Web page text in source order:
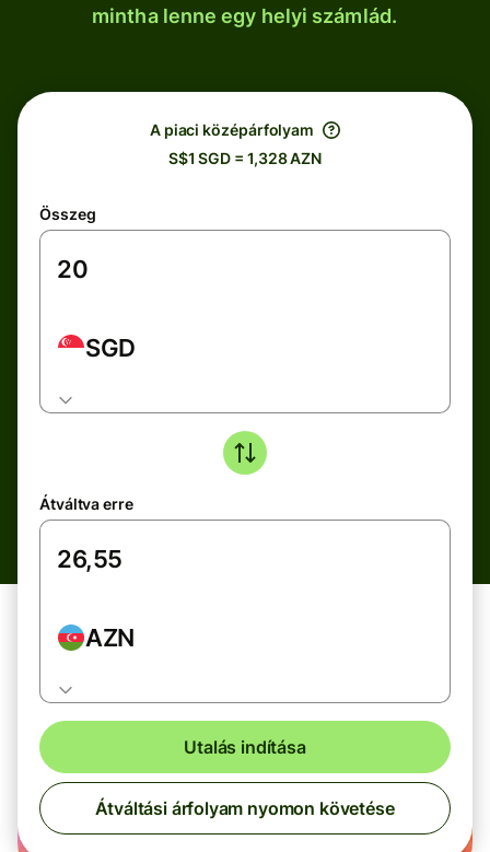
mintha lenne egy helyi számlád.
A piaci középárfolyam
S$1 SGD = 1,328 AZN
Összeg
SGD
Átváltva erre
AZN
Utalás indítása
Átváltási árfolyam nyomon követése